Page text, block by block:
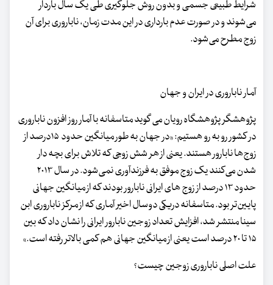
شرایط طبیعی جسمی و بدون روش جلوگیری طی یک سال باردار
می‌شوند و در صورت عدم بارداری در این مدت زمان، ناباروری برای آن
زوج مطرح می‌شود.
آمار ناباروری در ایران و جهان
پژوهشگر پژوهشگاه رویان می گوید متاسفانه با آمار روز افزون ناباروری
در کشور رو به رو هستیم: «در جهان به طور میانگین حدود ۱۵درصد از
زوج‌ها نابارور هستند. یعنی از هر شش زوجی که تلاش برای بچه دار
شدن می‌کنند یک زوج موفق به فرزندآوری نمی‌شود. در سال ۲۰۱۳
حدود ۱۳ درصد از زوج های ایرانی نابارور بودند که از میانگین جهانی
پایین‌تر بود. متاسفانه دریکی دوسال اخیر آماری که از مرکز ناباروری ابن
سینا منتشر شد، افزایش تعداد زوجین نابارور ایرانی را نشان داد که بین
۱۵ تا ۲۰ درصد است یعنی از میانگین جهانی هم کمی بالاتر رفته است.»
علت اصلی ناباروری زوجین چیست؟